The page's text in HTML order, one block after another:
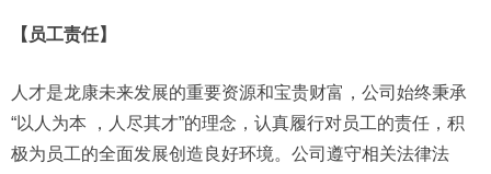
【员工责任】
人才是龙康未来发展的重要资源和宝贵财富，公司始终秉承
“以人为本 ，人尽其才”的理念，认真履行对员工的责任，积
极为员工的全面发展创造良好环境。公司遵守相关法律法